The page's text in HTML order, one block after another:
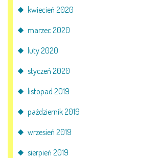
kwiecień 2020
marzec 2020
luty 2020
styczeń 2020
listopad 2019
październik 2019
wrzesień 2019
sierpień 2019